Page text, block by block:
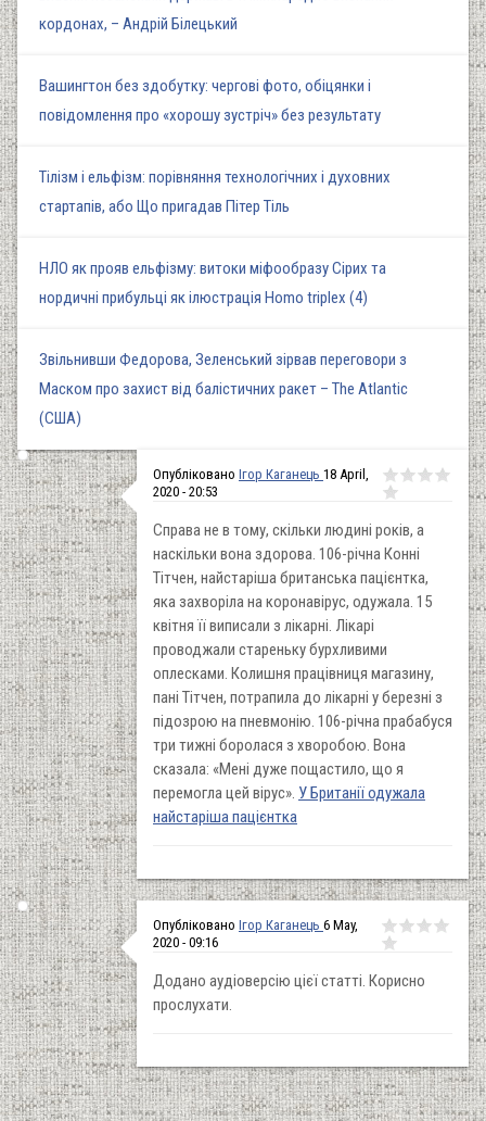
кордонах, – Андрій Білецький
Вашингтон без здобутку: чергові фото, обіцянки і
повідомлення про «хорошу зустріч» без результату
Тілізм і ельфізм: порівняння технологічних і духовних
стартапів, або Що пригадав Пітер Тіль
НЛО як прояв ельфізму: витоки міфообразу Сірих та
нордичні прибульці як ілюстрація Homo triplex (4)
Звільнивши Федорова, Зеленський зірвав переговори з
Маском про захист від балістичних ракет – The Atlantic
(США)
Опубліковано Ігор Каганець 18 April,
2020 - 20:53
Справа не в тому, скільки людині років, а
наскільки вона здорова. 106-річна Конні
Тітчен, найстаріша британська пацієнтка,
яка захворіла на коронавірус, одужала. 15
квітня її виписали з лікарні. Лікарі
проводжали стареньку бурхливими
оплесками. Колишня працівниця магазину,
пані Тітчен, потрапила до лікарні у березні з
підозрою на пневмонію. 106-річна прабабуся
три тижні боролася з хворобою. Вона
сказала: «Мені дуже пощастило, що я
перемогла цей вірус». У Британії одужала
найстаріша пацієнтка
Опубліковано Ігор Каганець 6 May,
2020 - 09:16
Додано аудіоверсію цієї статті. Корисно
прослухати.